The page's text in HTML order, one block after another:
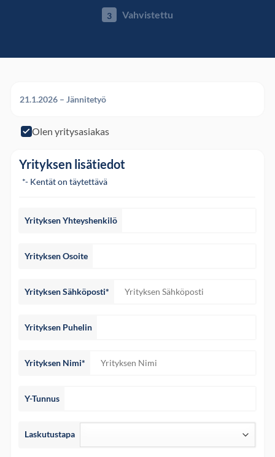
3 Vahvistettu
21.1.2026 – Jännitetyö
Olen yritysasiakas
Yrityksen lisätiedot
*- Kentät on täytettävä
Yrityksen Yhteyshenkilö
Yrityksen Osoite
Yrityksen Sähköposti*
Yrityksen Puhelin
Yrityksen Nimi*
Y-Tunnus
Laskutustapa